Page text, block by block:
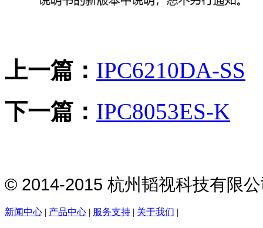
上一篇： IPC6210DA-SS
下一篇： IPC8053ES-K
© 2014-2015 杭州韬视科技有限
新闻中心 | 产品中心 | 服务支持 | 关于我们 |